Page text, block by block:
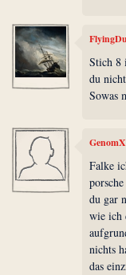
Stich 8
du
Sowas
GenomX
Falke
du gar
wie ich
nichts
das